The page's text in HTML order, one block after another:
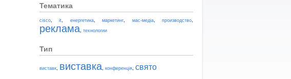
Тематика
cisco ,it енергетика,маркетинг мас-медіа,производство
реклама технологии
Тип
виставк виставка конференція свято